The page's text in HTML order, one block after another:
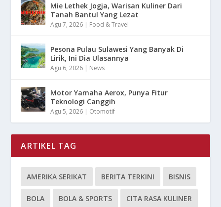
Mie Lethek Jogja, Warisan Kuliner Dari
Tanah Bantul Yang Lezat
Agu 7, 2026 | Food & Travel
Pesona Pulau Sulawesi Yang Banyak Di
Lirik, Ini Dia Ulasannya
Agu 6, 2026 | News
Motor Yamaha Aerox, Punya Fitur
Teknologi Canggih
Agu 5, 2026 | Otomotif
ARTIKEL TAG
AMERIKA SERIKAT BERITA TERKINI BISNIS
BOLA BOLA & SPORTS CITA RASA KULINER